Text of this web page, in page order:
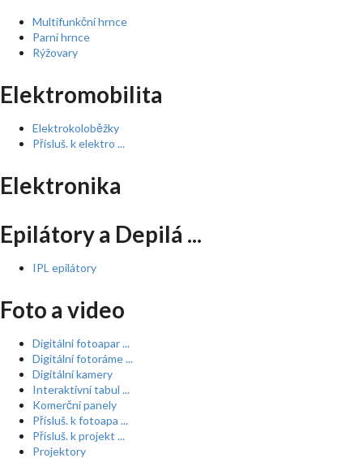
Multifunkční hrnce
Parní hrnce
Rýžovary
Elektromobilita
Elektrokoloběžky
Přísluš. k elektro ...
Elektronika
Epilátory a Depilá ...
IPL epilátory
Foto a video
Digitální fotoapar ...
Digitální fotoráme ...
Digitální kamery
Interaktivní tabul ...
Komerční panely
Přísluš. k fotoapa ...
Přísluš. k projekt ...
Projektory